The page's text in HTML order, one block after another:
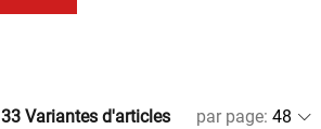
33 Variantes d'articles par page: